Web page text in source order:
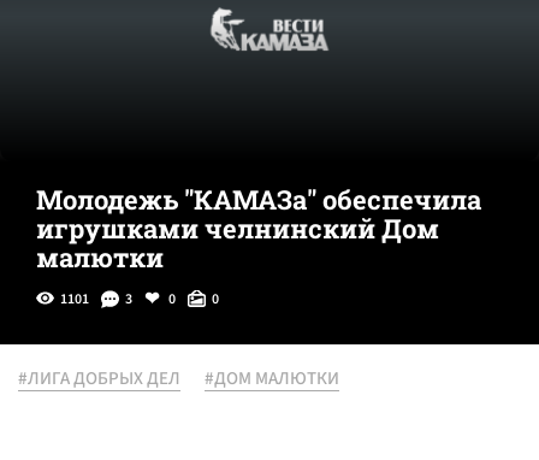
Молодежь "КАМАЗа" обеспечила
игрушками челнинский Дом
малютки
1101 3 0 0
#ЛИГА ДОБРЫХ ДЕЛ #ДОМ МАЛЮТКИ